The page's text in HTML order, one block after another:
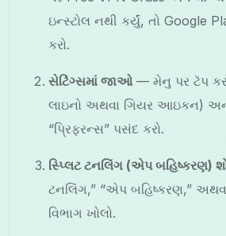
ઇન્સ્ટોલ નથી કર્યું, તો Google
કરો.
સેટિંગ્સમાં જાઓ— મેનુ પર ટૅપ
લાઇનો અથવા ગિયર આઇકન)
“પ્રિફરન્સ” પસંદ કરો.
સ્પ્લિટ ટનલિંગ (એપ બહિષ્કરણ)
ટનલિંગ,” “એપ બહિષ્કરણ,”
વિભાગ ખોલો.